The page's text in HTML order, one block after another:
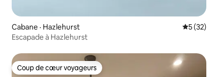
Cabane · Hazlehurst Note
5 (32)
Escapade à Hazlehurst
Coup de cœur voyageurs
Coup de cœur voyageurs